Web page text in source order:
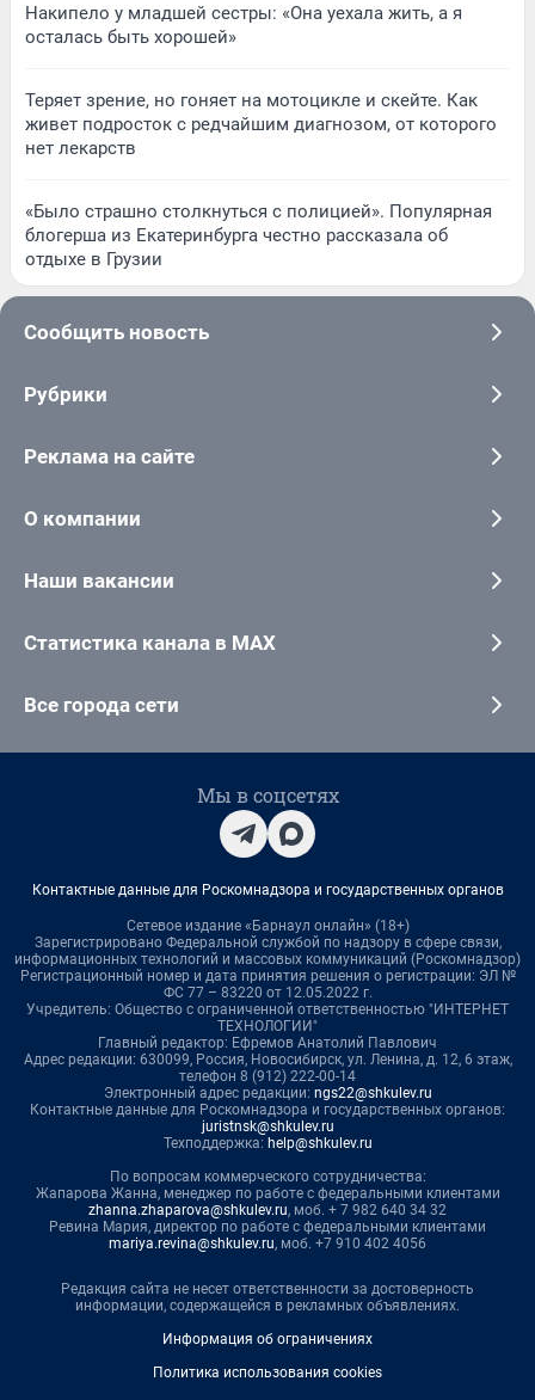
Накипело у младшей сестры: «Она уехала жить, а я
осталась быть хорошей»
Теряет зрение, но гоняет на мотоцикле и скейте. Как
живет подросток с редчайшим диагнозом, от которого
нет лекарств
«Было страшно столкнуться с полицией». Популярная
блогерша из Екатеринбурга честно рассказала об
отдыхе в Грузии
Сообщить новость
Рубрики
Реклама на сайте
О компании
Наши вакансии
Статистика канала в MAX
Все города сети
Мы в соцсетях
Контактные данные для Роскомнадзора и государственных органов
Сетевое издание «Барнаул онлайн» (18+)
Зарегистрировано Федеральной службой по надзору в сфере связи,
информационных технологий и массовых коммуникаций (Роскомнадзор)
Регистрационный номер и дата принятия решения о регистрации: ЭЛ №
ФС 77 – 83220 от 12.05.2022 г.
Учредитель: Общество с ограниченной ответственностью "ИНТЕРНЕТ
ТЕХНОЛОГИИ"
Главный редактор: Ефремов Анатолий Павлович
Адрес редакции: 630099, Россия, Новосибирск, ул. Ленина, д. 12, 6 этаж,
телефон 8 (912) 222-00-14
Электронный адрес редакции: ngs22@shkulev.ru
Контактные данные для Роскомнадзора и государственных органов:
juristnsk@shkulev.ru
Техподдержка: help@shkulev.ru
По вопросам коммерческого сотрудничества:
Жапарова Жанна, менеджер по работе с федеральными клиентами
zhanna.zhaparova@shkulev.ru, моб. + 7 982 640 34 32
Ревина Мария, директор по работе с федеральными клиентами
mariya.revina@shkulev.ru, моб. +7 910 402 4056
Редакция сайта не несет ответственности за достоверность
информации, содержащейся в рекламных объявлениях.
Информация об ограничениях
Политика использования cookies